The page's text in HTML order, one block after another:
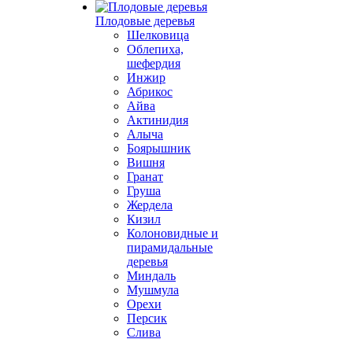
Плодовые деревья
Шелковица
Облепиха,
шефердия
Инжир
Абрикос
Айва
Актинидия
Алыча
Боярышник
Вишня
Гранат
Груша
Жердела
Кизил
Колоновидные и
пирамидальные
деревья
Миндаль
Мушмула
Орехи
Персик
Слива